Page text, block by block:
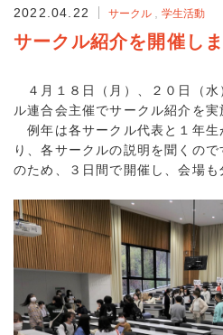
2022.04.22 サークル 学生活動
サークル紹介を開催し
４月１８日（月）、２０日（水
ル連合会主催でサークル紹介を実
例年は各サークル代表と１年生
り、各サークルの説明を聞くの
のため、３日間で開催し、会場も